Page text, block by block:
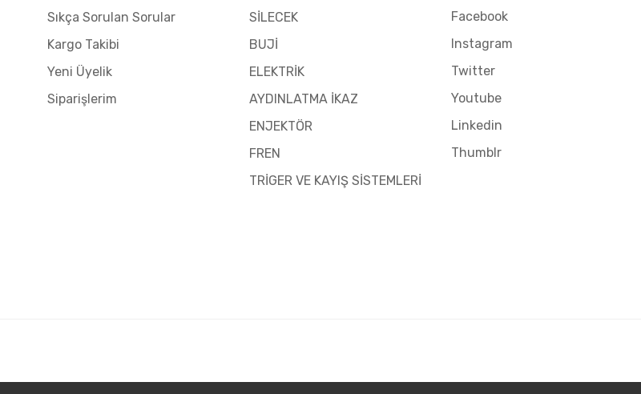
Sıkça Sorulan Sorular
Kargo Takibi
Yeni Üyelik
Siparişlerim
SİLECEK
BUJİ
ELEKTRİK
AYDINLATMA İKAZ
ENJEKTÖR
FREN
TRİGER VE KAYIŞ SİSTEMLERİ
Facebook
Instagram
Twitter
Youtube
Linkedin
Thumblr